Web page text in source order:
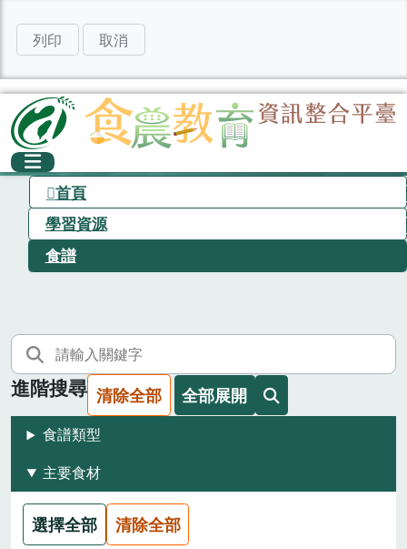
列印 取消
首頁
學習資源
食譜
進階搜尋 清除全部 全部展開
食譜類型
主要食材
選擇全部 清除全部